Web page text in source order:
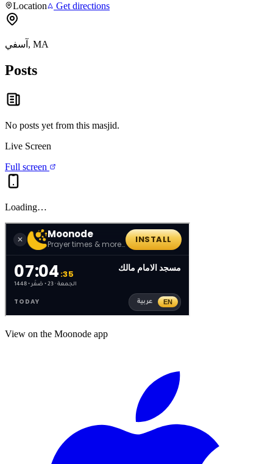
Location Get directions
آسفي, MA
Posts
No posts yet from this masjid.
Live Screen
Full screen
Loading…
View on the Moonode app